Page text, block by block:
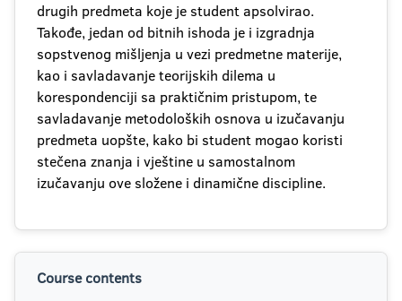
drugih predmeta koje je student apsolvirao.
Takođe, jedan od bitnih ishoda je i izgradnja
sopstvenog mišljenja u vezi predmetne materije,
kao i savladavanje teorijskih dilema u
korespondenciji sa praktičnim pristupom, te
savladavanje metodoloških osnova u izučavanju
predmeta uopšte, kako bi student mogao koristi
stečena znanja i vještine u samostalnom
izučavanju ove složene i dinamične discipline.
Course contents